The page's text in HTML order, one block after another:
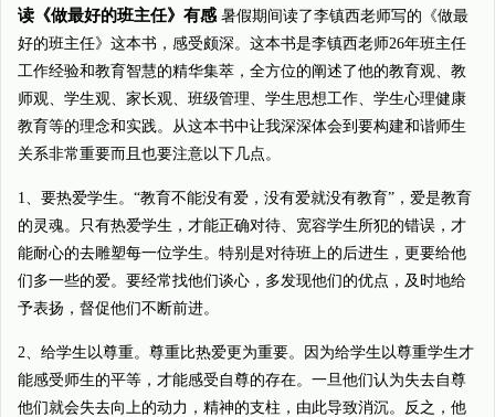
读《做最好的班主任》有感暑假期间读了李镇西老师写的《做最
好的班主任》这本书，感受颇深。这本书是李镇西老师26年班主任
工作经验和教育智慧的精华集萃，全方位的阐述了他的教育观、教
师观、学生观、家长观、班级管理、学生思想工作、学生心理健康
教育等的理念和实践。从这本书中让我深深体会到要构建和谐师生
关系非常重要而且也要注意以下几点。
1、要热爱学生。“教育不能没有爱，没有爱就没有教育”，爱是教育
的灵魂。只有热爱学生，才能正确对待、宽容学生所犯的错误，才
能耐心的去雕塑每一位学生。特别是对待班上的后进生，更要给他
们多一些的爱。要经常找他们谈心，多发现他们的优点，及时地给
予表扬，督促他们不断前进。
2、给学生以尊重。尊重比热爱更为重要。因为给学生以尊重学生才
能感受师生的平等，才能感受自尊的存在。一旦他们认为失去自尊
他们就会失去向上的动力，精神的支柱，由此导致消沉。反之，他